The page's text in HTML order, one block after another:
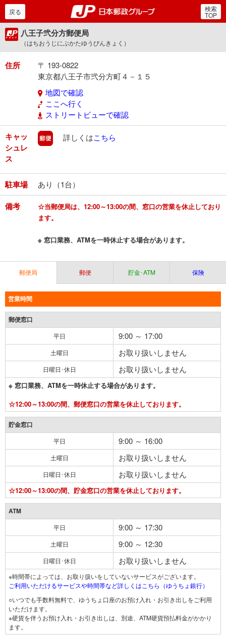
郵便局・日本郵政グルー
戻る 検索
TOP
八王子弐分方郵便局
（はちおうじにぶかたゆうびんきょく）
住所
〒 193-0822
東京都八王子市弐分方町４－１５
地図で確認
ここへ行く
ストリートビューで確認
キャッ
シュレ
ス
郵便
詳しくはこちら
駐車場 あり（1台）
備考
☆当郵便局は、12:00～13:00の間、窓口の営業を休止しており
ます。
※ 窓口業務、ATMを一時休止する場合があります。
郵便局 郵便 貯金･ATM 保険
営業時間
郵便窓口
平日 9:00 ～ 17:00
土曜日 お取り扱いしません
日曜日･休日 お取り扱いしません
※ 窓口業務、ATMを一時休止する場合があります。
☆12:00～13:00の間、郵便窓口の営業を休止しております。
貯金窓口
平日 9:00 ～ 16:00
土曜日 お取り扱いしません
日曜日･休日 お取り扱いしません
☆12:00～13:00の間、貯金窓口の営業を休止しております。
ATM
平日 9:00 ～ 17:30
土曜日 9:00 ～ 12:30
日曜日･休日 お取り扱いしません
※時間帯によっては、お取り扱いをしていないサービスがございます。
ご利用いただけるサービスや時間帯など詳しくはこちら（ゆうちょ銀行）
○いつでも手数料無料で、ゆうちょ口座のお預け入れ・お引き出しをご利用
いただけます。
※硬貨を伴うお預け入れ・お引き出しは、別途、ATM硬貨預払料金がかかり
ます。